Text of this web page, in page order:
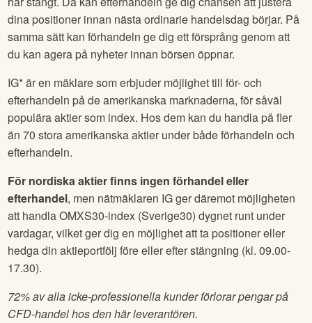
dina positioner innan nästa ordinarie handelsdag börjar. På
samma sätt kan förhandeln ge dig ett försprång genom att
du kan agera på nyheter innan börsen öppnar.
IG* är en mäklare som erbjuder möjlighet till för- och
efterhandeln på de amerikanska marknaderna, för såväl
populära aktier som index. Hos dem kan du handla på fler
än 70 stora amerikanska aktier under både förhandeln och
efterhandeln.
För nordiska aktier finns ingen förhandel eller
efterhandel, men nätmäklaren IG ger däremot möjligheten
att handla OMXS30-index (Sverige30) dygnet runt under
vardagar, vilket ger dig en möjlighet att ta positioner eller
hedga din aktieportfölj före eller efter stängning (kl. 09.00-
17.30).
72% av alla icke-professionella kunder förlorar pengar på
CFD-handel hos den här leverantören.